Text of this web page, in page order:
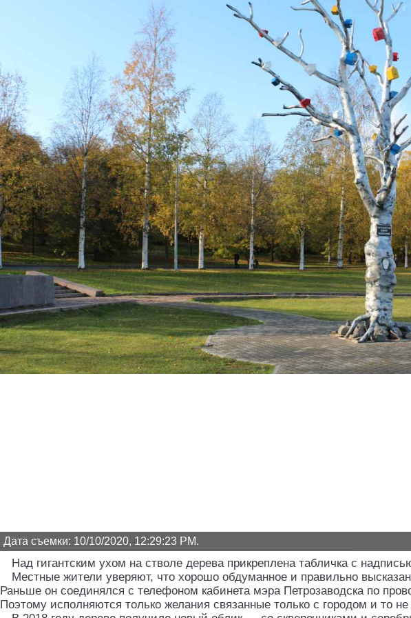
Дата съемки: 10/10/2020, 12:29:23 PM.
Над гигантским ухом на стволе дерева прикреплена табличка с
Местные жители уверяют, что хорошо обдуманное и правильно
Раньше он соединялся с телефоном кабинета мэра Петрозаводска по
Поэтому исполняются только желания связанные только с городом и то не